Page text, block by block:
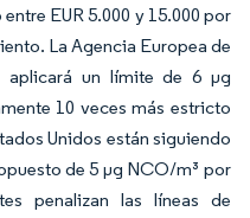
EUR 5.000 y 15.000 por
La Agencia Europea de
aplicará un límite de 6 µg
10 veces más estricto
Unidos están siguiendo
de 5 µg NCO/m³ por
penalizan las líneas de